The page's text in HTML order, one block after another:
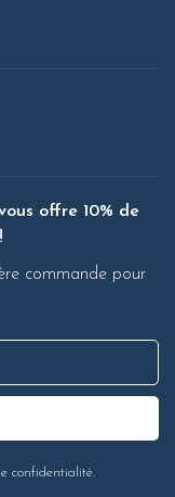
offre 10% de
commande pour
confidentialité.